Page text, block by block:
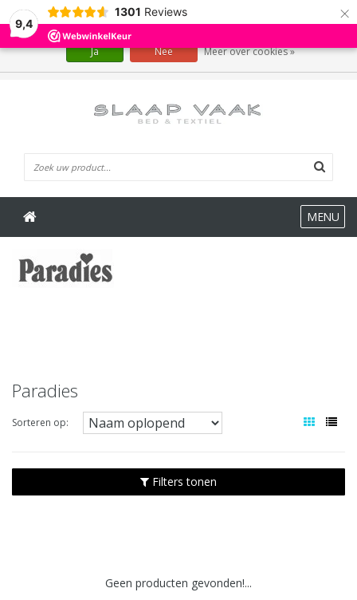
9,4
1301 Reviews ×
MENU
Paradies
Sorteren op:
Filters tonen
Geen producten gevonden!...
Wij slaan cookies op om onze website te verbeteren. Is dat akkoord?
Ja Nee Meer over cookies »